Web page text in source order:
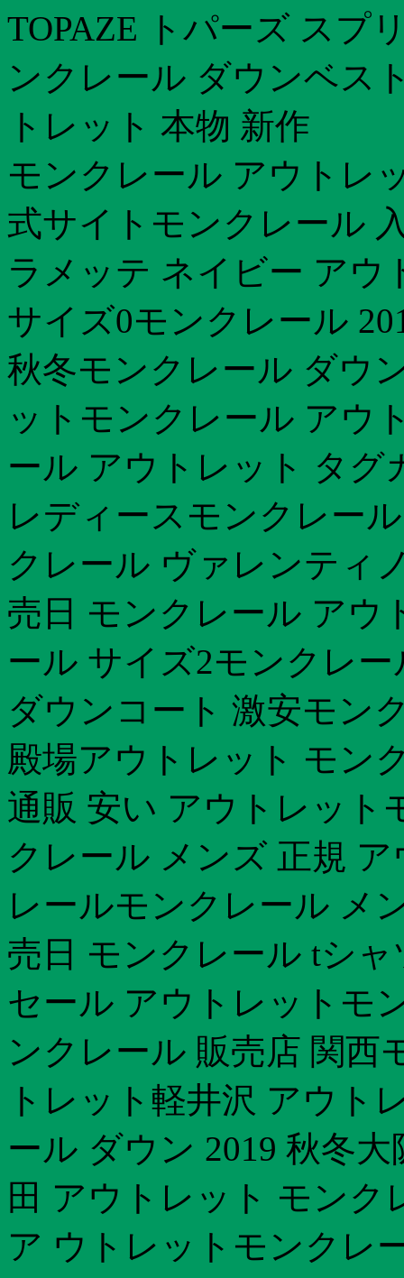
TOPAZE トパーズ スプ
ンクレール ダウンベス
トレット 本物 新作
モンクレール アウトレ
式サイトモンクレール
ラメッテ ネイビー ア
サイズ0モンクレール
秋冬モンクレール ダウ
ットモンクレール アウ
ール アウトレット タグ
レディースモンクレー
クレール ヴァレンティ
売日 モンクレール アウ
ール サイズ2モンクレ
ダウンコート 激安モン
殿場アウトレット モン
通販 安い アウトレット
クレール メンズ 正規
レールモンクレール メ
売日 モンクレール tシ
セール アウトレットモ
ンクレール 販売店 関西
トレット軽井沢 アウト
ール ダウン 2019 秋冬
田 アウトレット モンク
ア ウトレットモンクレ